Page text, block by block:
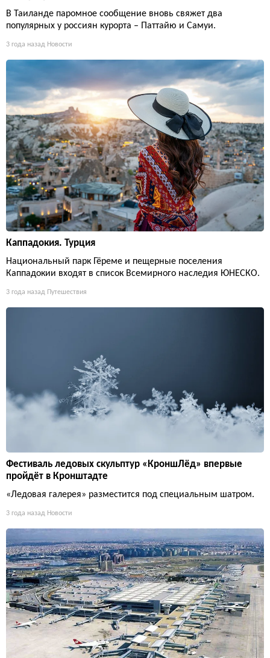
В Таиланде паромное сообщение вновь свяжет два
популярных у россиян курорта – Паттайю и Самуи.
3 года назад Новости
Каппадокия. Турция
Национальный парк Гёреме и пещерные поселения
Каппадокии входят в список Всемирного наследия ЮНЕСКО.
3 года назад Путешествия
Фестиваль ледовых скульптур «КроншЛёд» впервые
пройдёт в Кронштадте
«Ледовая галерея» разместится под специальным шатром.
3 года назад Новости